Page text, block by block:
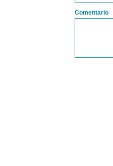
Comentario